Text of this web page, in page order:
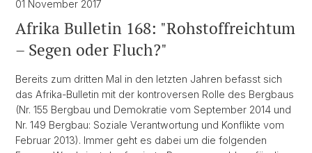
01 November 2017
Afrika Bulletin 168: "Rohstoffreichtum
– Segen oder Fluch?"
Bereits zum dritten Mal in den letzten Jahren befasst sich
das Afrika-Bulletin mit der kontroversen Rolle des Bergbaus
(Nr. 155 Bergbau und Demokratie vom September 2014 und
Nr. 149 Bergbau: Soziale Verantwortung und Konflikte vom
Februar 2013). Immer geht es dabei um die folgenden